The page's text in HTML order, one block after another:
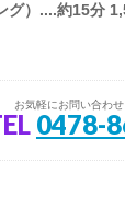
グ）....約15分
お気軽にお問い合わせ
0478-